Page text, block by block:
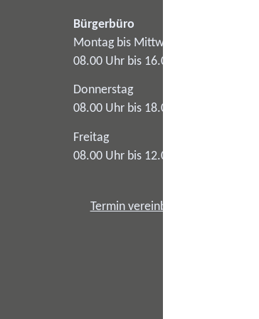
Bürgerbüro
Montag bis Mittwoch
08.00 Uhr bis 16.00 Uhr
Donnerstag
08.00 Uhr bis 18.00 Uhr
Freitag
08.00 Uhr bis 12.00 Uhr
Termin vereinbaren